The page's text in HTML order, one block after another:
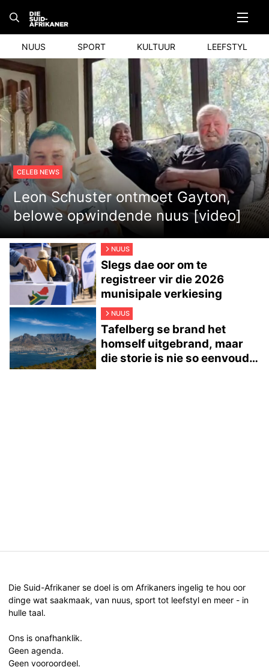
content
NUUS SPORT KULTUUR LEEFSTYL
CELEB NEWS
Leon Schuster ontmoet Gayton,
belowe opwindende nuus [video]
NUUS
Slegs dae oor om te
registreer vir die 2026
munisipale verkiesing
NUUS
Tafelberg se brand het
homself uitgebrand, maar
die storie is nie so eenvoudig
Die Suid-Afrikaner se doel is om Afrikaners ingelig te hou oor
dinge wat saakmaak, van nuus, sport tot leefstyl en meer - in
hulle taal.
Ons is onafhanklik.
Geen agenda.
Geen vooroordeel.